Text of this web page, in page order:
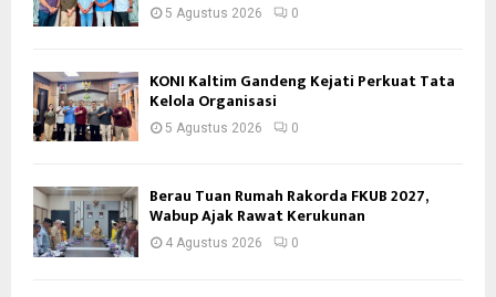
5 Agustus 2026 0
KONI Kaltim Gandeng Kejati Perkuat Tata
Kelola Organisasi
5 Agustus 2026 0
Berau Tuan Rumah Rakorda FKUB 2027,
Wabup Ajak Rawat Kerukunan
4 Agustus 2026 0